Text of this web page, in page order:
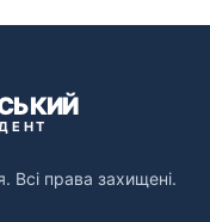
Всі права захищені.